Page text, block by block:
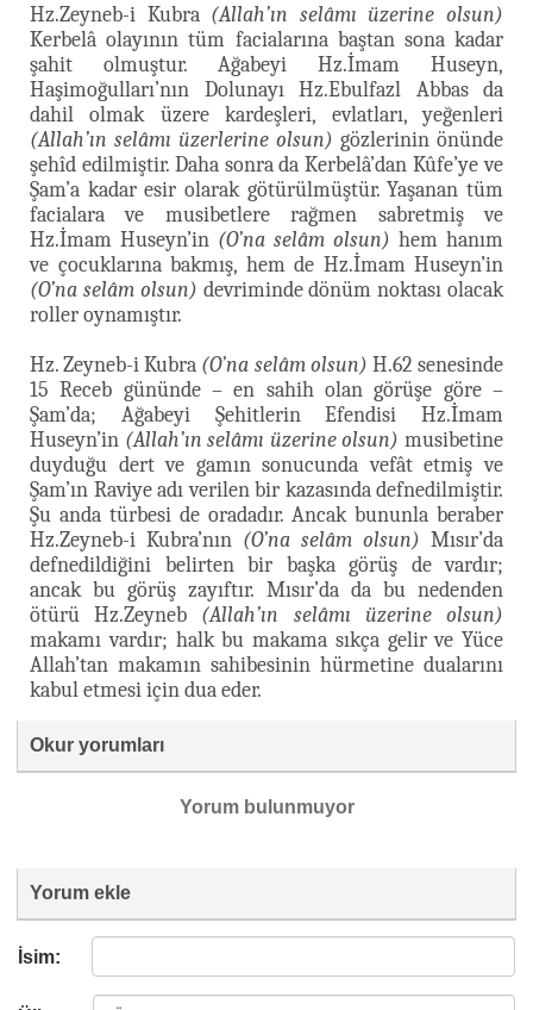
Hz.Zeyneb-i Kubra (Allah’ın selâmı üzerine olsun)
Kerbelâ olayının tüm facialarına baştan sona kadar
şahit olmuştur. Ağabeyi Hz.İmam Huseyn,
Haşimoğulları’nın Dolunayı Hz.Ebulfazl Abbas da
dahil olmak üzere kardeşleri, evlatları, yeğenleri
(Allah’ın selâmı üzerlerine olsun) gözlerinin önünde
şehîd edilmiştir. Daha sonra da Kerbelâ’dan Kûfe’ye ve
Şam’a kadar esir olarak götürülmüştür. Yaşanan tüm
facialara ve musibetlere rağmen sabretmiş ve
Hz.İmam Huseyn’in (O’na selâm olsun) hem hanım
ve çocuklarına bakmış, hem de Hz.İmam Huseyn’in
(O’na selâm olsun) devriminde dönüm noktası olacak
roller oynamıştır.
Hz. Zeyneb-i Kubra (O’na selâm olsun) H.62 senesinde
15 Receb gününde – en sahih olan görüşe göre –
Şam’da; Ağabeyi Şehitlerin Efendisi Hz.İmam
Huseyn’in (Allah’ın selâmı üzerine olsun) musibetine
duyduğu dert ve gamın sonucunda vefât etmiş ve
Şam’ın Raviye adı verilen bir kazasında defnedilmiştir.
Şu anda türbesi de oradadır. Ancak bununla beraber
Hz.Zeyneb-i Kubra’nın (O’na selâm olsun) Mısır’da
defnedildiğini belirten bir başka görüş de vardır;
ancak bu görüş zayıftır. Mısır’da da bu nedenden
ötürü Hz.Zeyneb (Allah’ın selâmı üzerine olsun)
makamı vardır; halk bu makama sıkça gelir ve Yüce
Allah’tan makamın sahibesinin hürmetine dualarını
kabul etmesi için dua eder.
Okur yorumları
Yorum bulunmuyor
Yorum ekle
İsim: